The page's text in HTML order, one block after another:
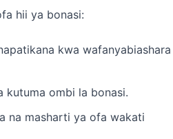
hii ya bonasi:
kwa wafanyabiashara
kutuma ombi la bonasi.
na masharti ya ofa wakati